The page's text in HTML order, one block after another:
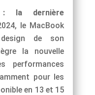
la dernière
le MacBook
de son
la nouvelle
performances
pour les
en 13 et 15